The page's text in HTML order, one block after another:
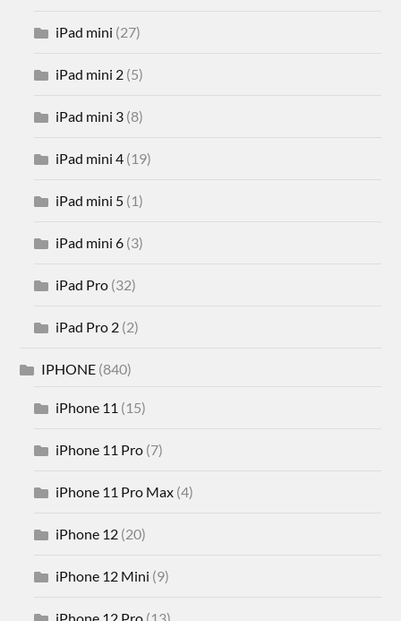
iPad mini (27)
iPad mini 2 (5)
iPad mini 3 (8)
iPad mini 4 (19)
iPad mini 5 (1)
iPad mini 6 (3)
iPad Pro (32)
iPad Pro 2 (2)
IPHONE (840)
iPhone 11 (15)
iPhone 11 Pro (7)
iPhone 11 Pro Max (4)
iPhone 12 (20)
iPhone 12 Mini (9)